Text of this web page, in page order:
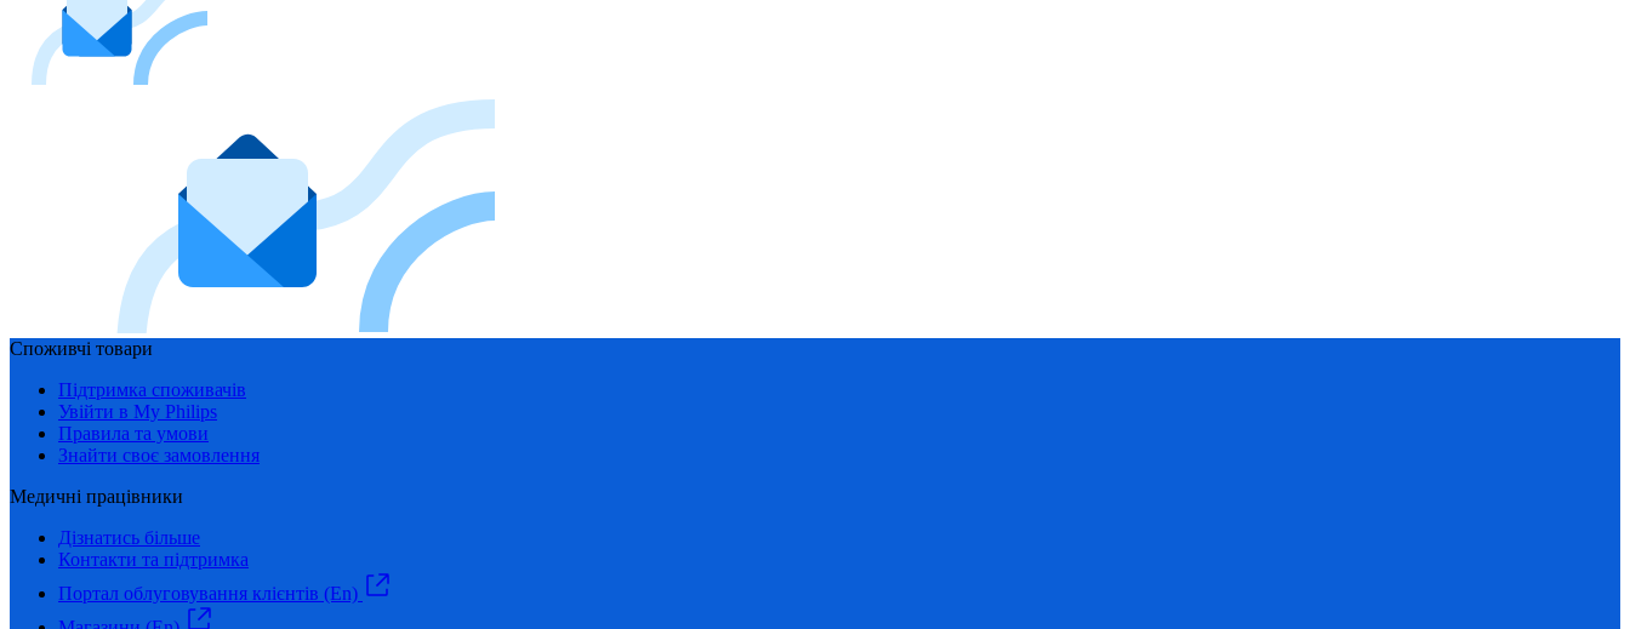
Споживчі товари
Підтримка споживачів
Увійти в My Philips
Правила та умови
Знайти своє замовлення
Медичні працівники
Дізнатись більше
Контакти та підтримка
Портал облуговування клієнтів (En)